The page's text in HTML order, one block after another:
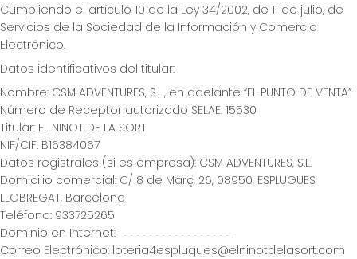
Cumpliendo el artículo 10 de la Ley 34/2002, de 11 de julio, de
Servicios de la Sociedad de la Información y Comercio
Electrónico.
Datos identificativos del titular:
Nombre: CSM ADVENTURES, S.L., en adelante “EL PUNTO DE VENTA”
Número de Receptor autorizado SELAE: 15530
Titular: EL NINOT DE LA SORT
NIF/CIF: B16384067
Datos registrales (si es empresa): CSM ADVENTURES, S.L.
Domicilio comercial: C/ 8 de Març, 26, 08950, ESPLUGUES
LLOBREGAT, Barcelona
Teléfono: 933725265
Dominio en Internet: __________________
Correo Electrónico: loteria4esplugues@elninotdelasort.com